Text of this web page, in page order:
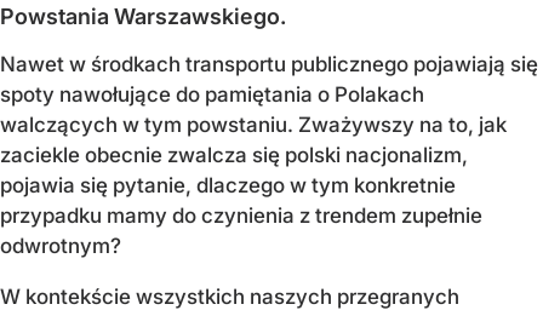
Powstania Warszawskiego.
Nawet w środkach transportu publicznego pojawiają się
spoty nawołujące do pamiętania o Polakach
walczących w tym powstaniu. Zważywszy na to, jak
zaciekle obecnie zwalcza się polski nacjonalizm,
pojawia się pytanie, dlaczego w tym konkretnie
przypadku mamy do czynienia z trendem zupełnie
odwrotnym?
W kontekście wszystkich naszych przegranych